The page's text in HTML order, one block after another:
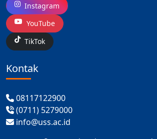
Instagram
YouTube
TikTok
Kontak
08117122900
(0711) 5279000
info@uss.ac.id